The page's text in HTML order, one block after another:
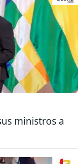
ministros a